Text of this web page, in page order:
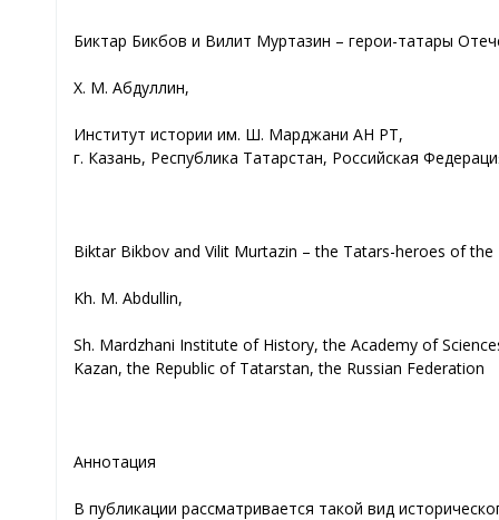
Биктар Бикбов и Вилит Муртазин – герои-татары
Х. М. Абдуллин,
Институт истории им. Ш. Марджани АН РТ,
г. Казань, Республика Татарстан, Российская
Biktar Bikbov and Vilit Murtazin – the Tatars-heroes of
Kh. M. Abdullin,
Sh. Mardzhani Institute of History, the Academy of
Kazan, the Republic of Tatarstan, the Russian Federation
Аннотация
В публикации рассматривается такой вид